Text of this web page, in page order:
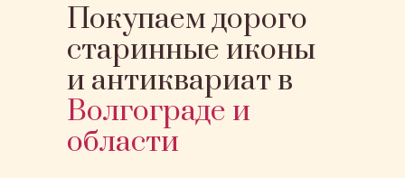
Покупаем дорого
старинные иконы
и антиквариат в
Волгограде и
области